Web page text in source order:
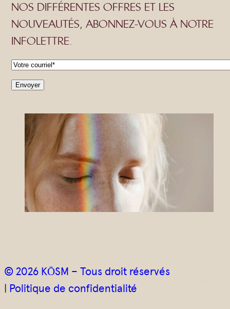
NOS DIFFÉRENTES OFFRES ET LES
NOUVEAUTÉS, ABONNEZ-VOUS À NOTRE
INFOLETTRE.
C
o
© 2026 KŌSM – Tous droit réservés
| Politique de confidentialité